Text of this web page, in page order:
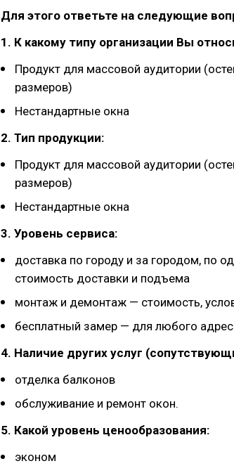
Для этого ответьте на следующие
1. К какому типу организации Вы
Продукт для массовой аудитории
размеров)
Нестандартные окна
2. Тип продукции:
Продукт для массовой аудитории
размеров)
Нестандартные окна
3. Уровень сервиса:
доставка по городу и за городом, по
стоимость доставки и подъема
монтаж и демонтаж — стоимость,
бесплатный замер — для любого
4. Наличие других услуг
отделка балконов
обслуживание и ремонт окон.
5. Какой уровень ценообразования:
эконом